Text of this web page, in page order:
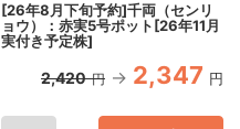
[26年8月下旬予約]千両（センリ
ョウ）：赤実5号ポット[26年11月
実付き予定株]
2,420 円 2,347 円